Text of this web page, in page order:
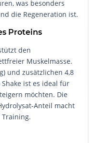
was besonders
die Regeneration ist.
Proteins
den
Muskelmasse.
und zusätzlichen 4,8
Shake ist es ideal für
möchten. Die
Anteil macht